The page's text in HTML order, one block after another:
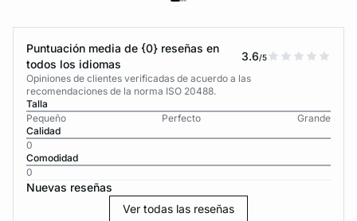
Puntuación media de {0} reseñas en
todos los idiomas
3.6/5
Opiniones de clientes verificadas de acuerdo a las
recomendaciones de la norma ISO 20488.
Talla
Pequeño
Perfecto
Grande
Calidad
0
Comodidad
0
Nuevas reseñas
Ver todas las reseñas